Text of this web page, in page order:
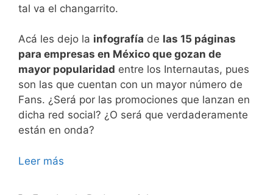
tal va el changarrito.
Acá les dejo la infografía de las 15 páginas
para empresas en México que gozan de
mayor popularidad entre los Internautas, pues
son las que cuentan con un mayor número de
Fans. ¿Será por las promociones que lanzan en
dicha red social? ¿O será que verdaderamente
están en onda?
Leer más